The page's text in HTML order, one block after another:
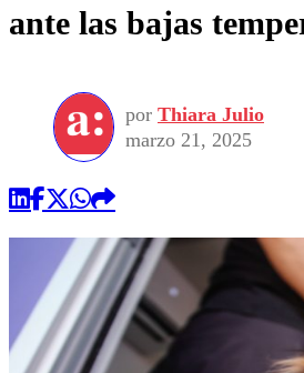
ante las bajas
por Thiara Julio
marzo 21, 2025